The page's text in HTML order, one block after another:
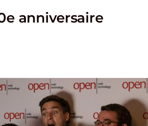
anniversaire